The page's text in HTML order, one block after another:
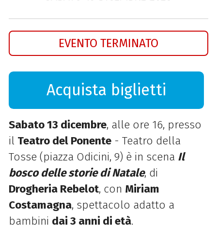
EVENTO TERMINATO
Acquista biglietti
Sabato 13 dicembre, alle ore 16, presso
il Teatro del Ponente- Teatro della
Tosse (piazza Odicini, 9) è in scena Il
bosco delle storie di Natale, di
Drogheria Rebelot, con Miriam
Costamagna, spettacolo adatto a
bambini dai 3 anni di età.